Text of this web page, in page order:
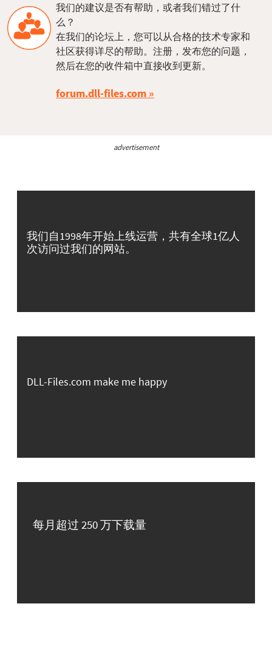
我们的建议是否有帮助，或者我们错过了什
么？
在我们的论坛上，您可以从合格的技术专家和
社区获得详尽的帮助。注册，发布您的问题，
然后在您的收件箱中直接收到更新。
forum.dll-files.com
advertisement
我们自1998年开始上线运营，共有全球1亿人
次访问过我们的网站。
DLL-Files.com make me happy
每月超过 250 万下载量